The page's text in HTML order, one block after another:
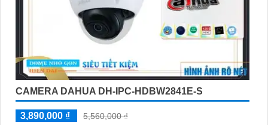
CAMERA DAHUA DH-IPC-HDBW2841E-S
3,890,000 ₫
5,560,000 ₫